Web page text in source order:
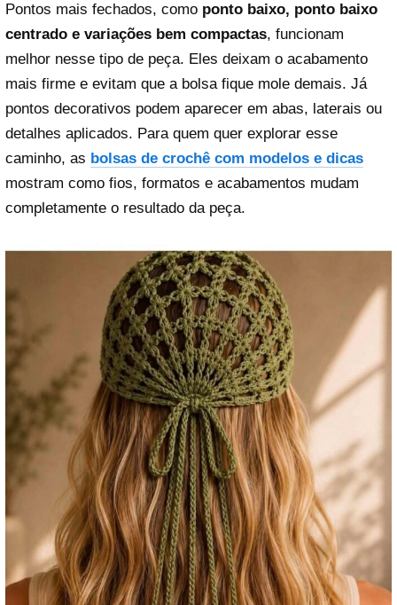
Pontos mais fechados, como ponto baixo, ponto baixo
centrado e variações bem compactas, funcionam
melhor nesse tipo de peça. Eles deixam o acabamento
mais firme e evitam que a bolsa fique mole demais. Já
pontos decorativos podem aparecer em abas, laterais ou
detalhes aplicados. Para quem quer explorar esse
caminho, as bolsas de crochê com modelos e dicas
mostram como fios, formatos e acabamentos mudam
completamente o resultado da peça.